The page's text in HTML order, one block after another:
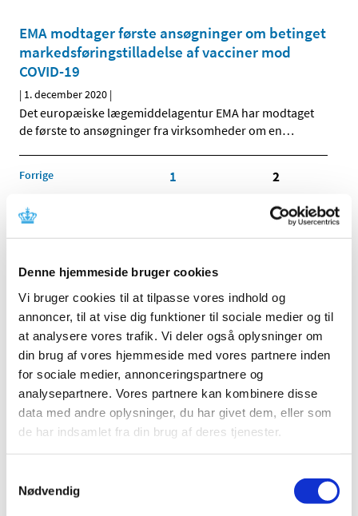
Denne hjemmeside bruger cookies
Vi bruger cookies til at tilpasse vores indhold og
annoncer, til at vise dig funktioner til sociale medier og til
at analysere vores trafik. Vi deler også oplysninger om
din brug af vores hjemmeside med vores partnere inden
for sociale medier, annonceringspartnere og
analysepartnere. Vores partnere kan kombinere disse
data med andre oplysninger, du har givet dem, eller som
de har indsamlet fra din brug af deres tjenester.
Nødvendig
EMA modtager første ansøgninger om betinget
markedsføringstilladelse af vacciner mod
COVID-19
| 1. december 2020 |
Det europæiske lægemiddelagentur EMA har modtaget
de første to ansøgninger fra virksomheder om en…
Forrige 1 2
2026 (84)
2025 (158)
2024 (224)
2023 (195)
2022 (197)
2021 (516)
2020 (263)
december (24)
november (33)
september (20)